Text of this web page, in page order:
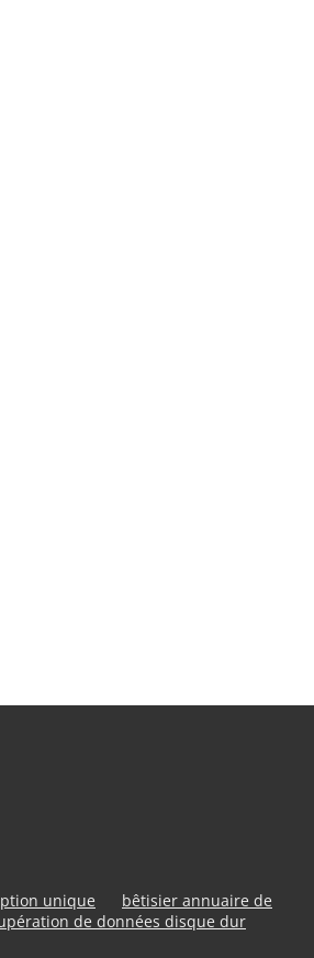
unique
bêtisier annuaire de
de données disque dur